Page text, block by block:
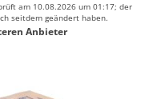
am 10.08.2026 um 01:17; der
seitdem geändert haben.
Anbieter